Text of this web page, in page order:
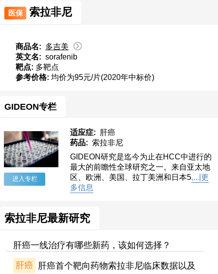
医保 索拉非尼
商品名: 多吉美
英文名: sorafenib
靶点: 多靶点
参考价格: 均价为95元/片(2020年中标价)
GIDEON专栏
进入专栏
适应症:
肝癌
药品: 索拉非尼
GIDEON研究是迄今为止在HCC中进行的
最大的前瞻性全球研究之一。来自亚太地
区、欧洲、美国、拉丁美洲和日本5,...|更
多信息
索拉非尼最新研究
肝癌一线治疗有哪些新药，该如何选择？
肝癌
肝癌首个靶向药物索拉非尼临床数据以及